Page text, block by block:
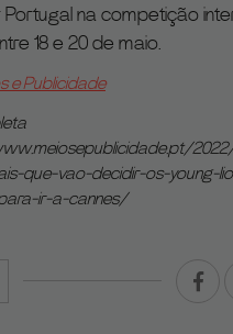
na competição
18 e 20 de maio.
e Publicidade
que-vao-decidir-os-young-
ir-a-cannes/